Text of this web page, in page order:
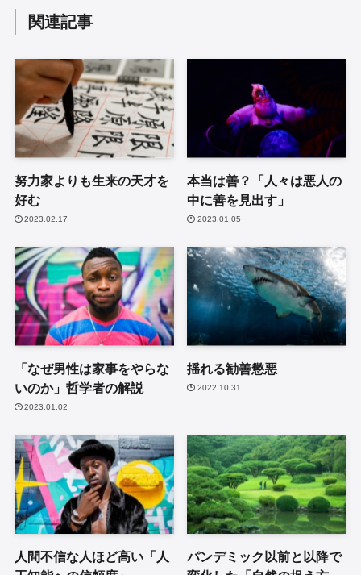
関連記事
努力家よりも生来の天才を
好む
2023.02.17
本当は善？「人々は悪人の
中に善を見出す」
2023.01.05
「なぜ男性は家事をやらな
いのか」哲学者の解説
2023.01.02
揺れる勧善懲悪
2022.10.31
人間不信な人ほど高い「人
パンデミック以前と以降で